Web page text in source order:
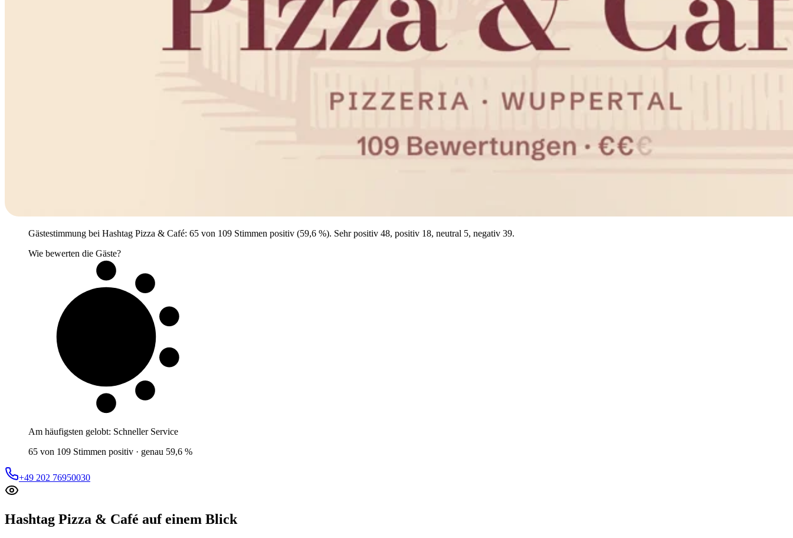
Gästestimmung bei Hashtag Pizza & Café: 65 von 109 Stimmen positiv (59,6 %). Sehr positiv 48, positiv 18, neutral 5, negativ 39.
Wie bewerten die Gäste?
Am häufigsten gelobt: Schneller Service
65 von 109 Stimmen positiv · genau 59,6 %
+49 202 76950030
Hashtag Pizza & Café auf einem Blick